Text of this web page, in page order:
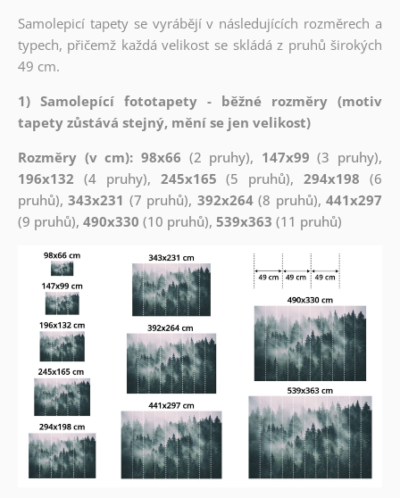
Samolepicí tapety se vyrábějí v následujících rozměrech a
typech, přičemž každá velikost se skládá z pruhů širokých
49 cm.
1) Samolepící fototapety - běžné rozměry (motiv
tapety zůstává stejný, mění se jen velikost)
Rozměry (v cm): 98x66 (2 pruhy), 147x99 (3 pruhy),
196x132 (4 pruhy), 245x165 (5 pruhů),294x198 (6
pruhů),343x231 (7 pruhů), 392x264(8 pruhů),441x297
(9 pruhů), 490x330 (10 pruhů), 539x363 (11 pruhů)